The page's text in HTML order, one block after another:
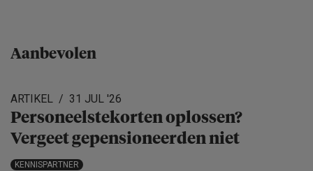
Aanbevolen
ARTIKEL 31 JUL '26
Personeels­te­korten oplossen?
Vergeet gepensio­neerden niet
KENNISPARTNER